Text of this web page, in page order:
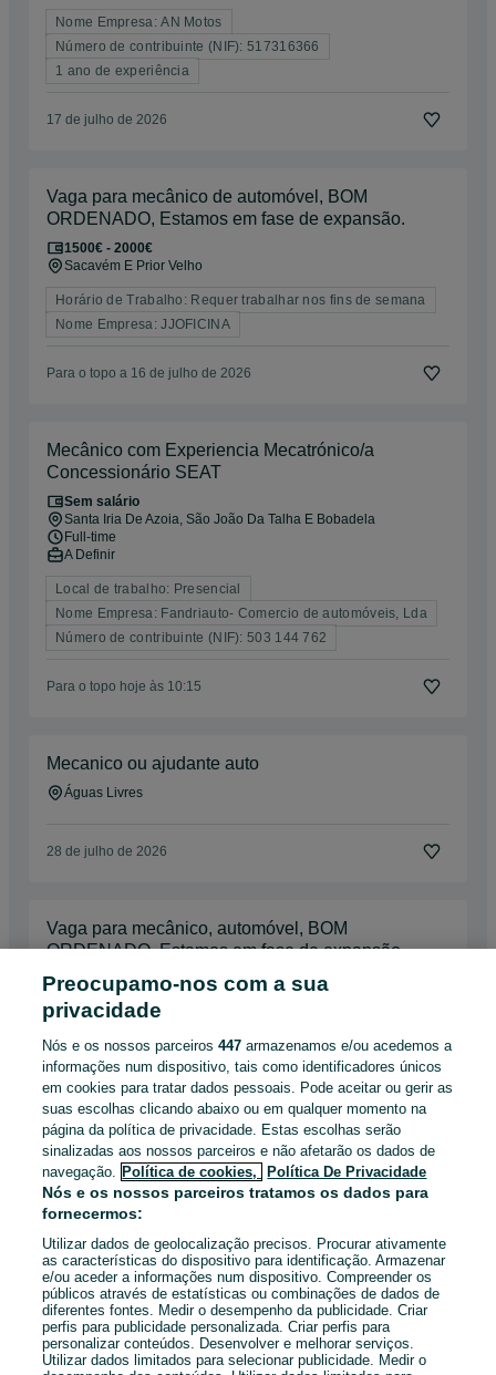
Nome Empresa: AN Motos
Número de contribuinte (NIF): 517316366
1 ano de experiência
17 de julho de 2026
Vaga para mecânico de automóvel, BOM
ORDENADO, Estamos em fase de expansão.
1500€ - 2000€
Sacavém E Prior Velho
Horário de Trabalho: Requer trabalhar nos fins de semana
Nome Empresa: JJOFICINA
Para o topo a 16 de julho de 2026
Mecânico com Experiencia Mecatrónico/a
Concessionário SEAT
Sem salário
Santa Iria De Azoia, São João Da Talha E Bobadela
Full-time
A Definir
Local de trabalho: Presencial
Nome Empresa: Fandriauto- Comercio de automóveis, Lda
Número de contribuinte (NIF): 503 144 762
Para o topo hoje às 10:15
Mecanico ou ajudante auto
Águas Livres
28 de julho de 2026
Vaga para mecânico, automóvel, BOM
ORDENADO, Estamos em fase de expansão.
1500€ - 2000€
Setúbal (São Julião, Nossa Senhora Da Anunciada E Santa
Maria Da Graça)
Nome Empresa: JJOFICINA 4 a 5 anos de experiência
Para o topo a 16 de julho de 2026
Empregado de Balcão - Tempo Inteiro - Horário
Seguido - (m/f)
1000€ - 1500€
Avenidas Novas
Full-time
Local de trabalho: Presencial
05 de agosto de 2026
Preocupamo-nos com a sua
privacidade
Nós e os nossos parceiros447 armazenamos e/ou acedemos a
informações num dispositivo, tais como identificadores únicos
em cookies para tratar dados pessoais. Pode aceitar ou gerir as
suas escolhas clicando abaixo ou em qualquer momento na
página da política de privacidade. Estas escolhas serão
sinalizadas aos nossos parceiros e não afetarão os dados de
navegação. Política de cookies, Política De Privacidade
Nós e os nossos parceiros tratamos os dados para
fornecermos:
Utilizar dados de geolocalização precisos. Procurar ativamente
as características do dispositivo para identificação. Armazenar
e/ou aceder a informações num dispositivo. Compreender os
públicos através de estatísticas ou combinações de dados de
diferentes fontes. Medir o desempenho da publicidade. Criar
perfis para publicidade personalizada. Criar perfis para
personalizar conteúdos. Desenvolver e melhorar serviços.
Utilizar dados limitados para selecionar publicidade. Medir o